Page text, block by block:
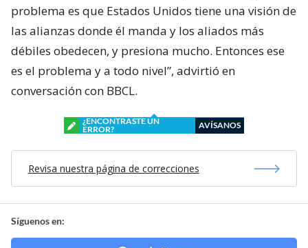
problema es que Estados Unidos tiene una visión de
las alianzas donde él manda y los aliados más
débiles obedecen, y presiona mucho. Entonces ese
es el problema y a todo nivel”, advirtió en
conversación con BBCL.
¿ENCONTRASTE UN
ERROR?
AVÍSANOS
Revisa nuestra página de correcciones
Síguenos en: